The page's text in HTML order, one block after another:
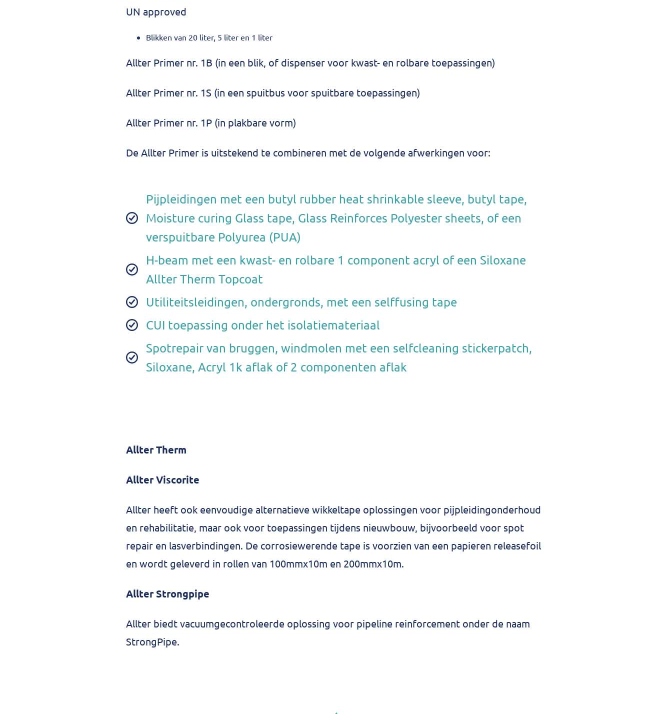
UN approved
Blikken van 20 liter, 5 liter en 1 liter
Allter Primer nr. 1B (in een blik, of dispenser voor kwast- en rolbare toepassingen)
Allter Primer nr. 1S (in een spuitbus voor spuitbare toepassingen)
Allter Primer nr. 1P (in plakbare vorm)
De Allter Primer is uitstekend te combineren met de volgende afwerkingen voor:
Pijpleidingen met een butyl rubber heat shrinkable sleeve, butyl tape,
Moisture curing Glass tape, Glass Reinforces Polyester sheets, of een
verspuitbare Polyurea (PUA)
H-beam met een kwast- en rolbare 1 component acryl of een Siloxane
Allter Therm Topcoat
Utiliteitsleidingen, ondergronds, met een selffusing tape
CUI toepassing onder het isolatiemateriaal
Spotrepair van bruggen, windmolen met een selfcleaning stickerpatch,
Siloxane, Acryl 1k aflak of 2 componenten aflak
Allter Therm
Allter Viscorite
Allter heeft ook eenvoudige alternatieve wikkeltape oplossingen voor pijpleidingonderhoud
en rehabilitatie, maar ook voor toepassingen tijdens nieuwbouw, bijvoorbeeld voor spot
repair en lasverbindingen. De corrosiewerende tape is voorzien van een papieren releasefoil
en wordt geleverd in rollen van 100mmx10m en 200mmx10m.
Allter Strongpipe
Allter biedt vacuumgecontroleerde oplossing voor pipeline reinforcement onder de naam
StrongPipe.